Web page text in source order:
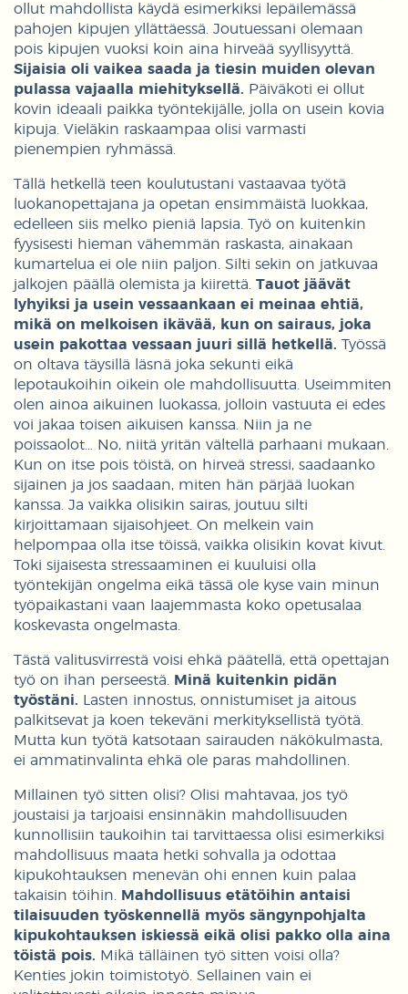
ollut mahdollista käydä esimerkiksi lepäilemässä
pahojen kipujen yllättäessä. Joutuessani olemaan
pois kipujen vuoksi koin aina hirveää syyllisyyttä.
Sijaisia oli vaikea saada ja tiesin muiden olevan
pulassa vajaalla miehityksellä. Päiväkoti ei ollut
kovin ideaali paikka työntekijälle, jolla on usein kovia
kipuja. Vieläkin raskaampaa olisi varmasti
pienempien ryhmässä.
Tällä hetkellä teen koulutustani vastaavaa työtä
luokanopettajana ja opetan ensimmäistä luokkaa,
edelleen siis melko pieniä lapsia. Työ on kuitenkin
fyysisesti hieman vähemmän raskasta, ainakaan
kumartelua ei ole niin paljon. Silti sekin on jatkuvaa
jalkojen päällä olemista ja kiirettä. Tauot jäävät
lyhyiksi ja usein vessaankaan ei meinaa ehtiä,
mikä on melkoisen ikävää, kun on sairaus, joka
usein pakottaa vessaan juuri sillä hetkellä. Työssä
on oltava täysillä läsnä joka sekunti eikä
lepotaukoihin oikein ole mahdollisuutta. Useimmiten
olen ainoa aikuinen luokassa, jolloin vastuuta ei edes
voi jakaa toisen aikuisen kanssa. Niin ja ne
poissaolot… No, niitä yritän vältellä parhaani mukaan.
Kun on itse pois töistä, on hirveä stressi, saadaanko
sijainen ja jos saadaan, miten hän pärjää luokan
kanssa. Ja vaikka olisikin sairas, joutuu silti
kirjoittamaan sijaisohjeet. On melkein vain
helpompaa olla itse töissä, vaikka olisikin kovat kivut.
Toki sijaisesta stressaaminen ei kuuluisi olla
työntekijän ongelma eikä tässä ole kyse vain minun
työpaikastani vaan laajemmasta koko opetusalaa
koskevasta ongelmasta.
Tästä valitusvirrestä voisi ehkä päätellä, että opettajan
työ on ihan perseestä. Minä kuitenkin pidän
työstäni. Lasten innostus, onnistumiset ja aitous
palkitsevat ja koen tekeväni merkityksellistä työtä.
Mutta kun työtä katsotaan sairauden näkökulmasta,
ei ammatinvalinta ehkä ole paras mahdollinen.
Millainen työ sitten olisi? Olisi mahtavaa, jos työ
joustaisi ja tarjoaisi ensinnäkin mahdollisuuden
kunnollisiin taukoihin tai tarvittaessa olisi esimerkiksi
mahdollisuus maata hetki sohvalla ja odottaa
kipukohtauksen menevän ohi ennen kuin palaa
takaisin töihin. Mahdollisuus etätöihin antaisi
tilaisuuden työskennellä myös sängynpohjalta
kipukohtauksen iskiessä eikä olisi pakko olla aina
töistä pois. Mikä tälläinen työ sitten voisi olla?
Kenties jokin toimistotyö. Sellainen vain ei